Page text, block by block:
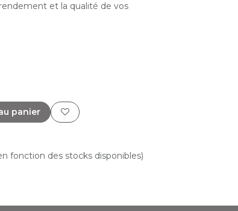
et la qualité de vos
panier
fonction des stocks disponibles)